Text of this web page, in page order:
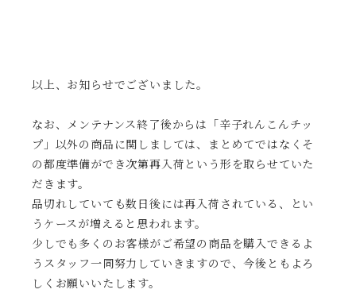
以上、お知らせでございました。
なお、メンテナンス終了後からは「辛子れんこんチッ
プ」以外の商品に関しましては、まとめてではなくそ
の都度準備ができ次第再入荷という形を取らせていた
だきます。
品切れしていても数日後には再入荷されている、とい
うケースが増えると思われます。
少しでも多くのお客様がご希望の商品を購入できるよ
うスタッフ一同努力していきますので、今後ともよろ
しくお願いいたします。